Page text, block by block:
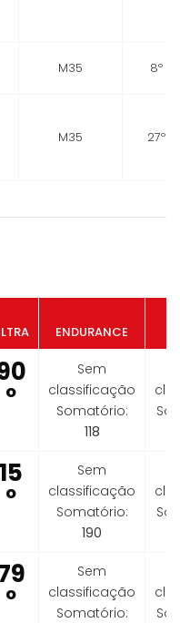
M35 8º
M35 27º
ENDURANCE
º
Sem
classificação
Somatório:
118
15
º
Sem
classificação
Somatório:
190
º
Sem
classificação
Somatório: